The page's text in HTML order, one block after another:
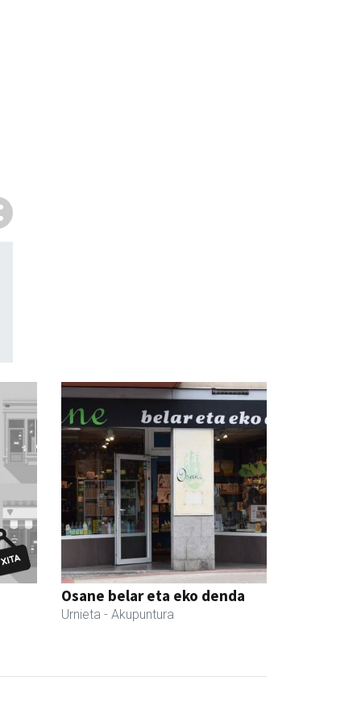
Osane belar eta eko denda
Urnieta - Akupuntura